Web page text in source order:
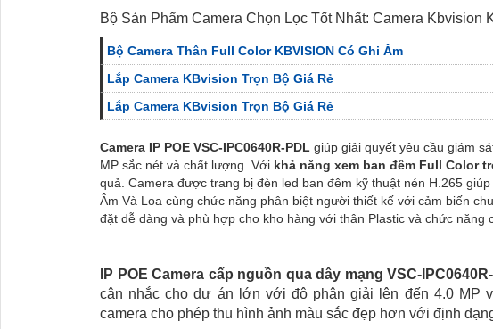
Bộ Sản Phẩm Camera Chọn Lọc Tốt Nhất: Camera Kbvision
Bộ Camera Thân Full Color KBVISION Có Ghi Âm
Lắp Camera KBvision Trọn Bộ Giá Rẻ
Lắp Camera KBvision Trọn Bộ Giá Rẻ
Camera IP POE VSC-IPC0640R-PDL giúp giải quyết yêu cầu giám
MP sắc nét và chất lượng. Với khả năng xem ban đêm Full Color
quả. Camera được trang bị đèn led ban đêm kỹ thuật nén H.265
Âm Và Loa cùng chức năng phân biệt người thiết kế với cảm biến
đặt dễ dàng và phù hợp cho kho hàng với thân Plastic và chức năng
IP POE Camera cấp nguồn qua dây mạngVSC-
cân nhắc cho dự án lớn với độ phân giải lên đến 4.0 MP
camera cho phép thu hình ảnh màu sắc đẹp hơn với định